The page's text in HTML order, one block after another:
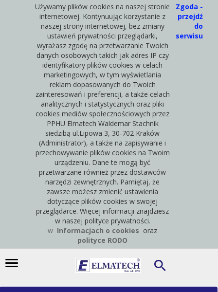
Używamy plików cookies na naszej stronie
internetowej. Kontynuując korzystanie z
naszej strony internetowej, bez zmiany
ustawień prywatności przeglądarki,
wyrażasz zgodę na przetwarzanie Twoich
danych osobowych takich jak adres IP czy
identyfikatory plików cookies w celach
marketingowych, w tym wyświetlania
reklam dopasowanych do Twoich
zainteresowań i preferencji, a także celach
analitycznych i statystycznych oraz pliki
cookies mediów społecznościowych przez
PPHU Elmatech Waldemar Stachnik
siedzibą ul.Lipowa 3, 30-702 Kraków
(Administrator), a także na zapisywanie i
przechowywanie plików cookies na Twoim
urządzeniu. Dane te mogą być
przetwarzane również przez dostawców
narzędzi zewnętrznych. Pamiętaj, że
zawsze możesz zmienić ustawienia
dotyczące plików cookies w swojej
przeglądarce. Więcej informacji znajdziesz
w naszej polityce prywatności.
w Informacjach o cookies oraz
polityce RODO
Zgoda -
przejdź
do
serwisu